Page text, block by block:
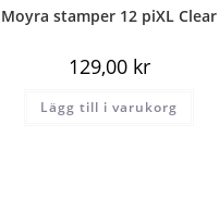
Moyra stamper 12 piXL Clear
129,00 kr
Lägg till i varukorg